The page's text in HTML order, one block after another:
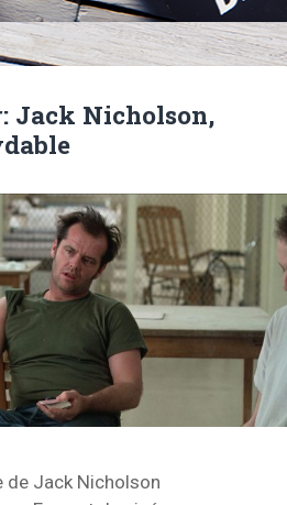
Jack Nicholson,
de Jack Nicholson